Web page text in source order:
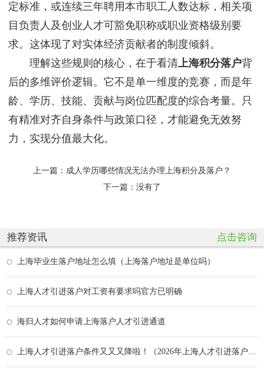
定标准，或连续三年聘用本市职工人数达标，相关项
目负责人及创业人才可豁免职称或职业资格级别要
求。这体现了对实体经济贡献者的制度倾斜。
理解这些规则的核心，在于看清上海积分落户背
后的多维评价逻辑。它不是单一维度的竞赛，而是年
龄、学历、技能、贡献与岗位匹配度的综合考量。只
有精准对齐自身条件与政策口径，才能避免无效努
力，实现分值最大化。
上一篇： 成人学历哪些情况无法办理上海积分及落户？
下一篇：没有了
推荐资讯 点击咨询
上海毕业生落户地址怎么填（上海落户地址是单位吗）
上海人才引进落户对工资有要求吗官方已明确
海归人才如何申请上海落户人才引进通道